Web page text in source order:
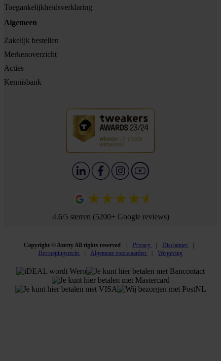
Toegankelijkheidsverklaring
Algemeen
Zakelijk bestellen
Merkenoverzicht
Acties
Kennisbank
4.6/5 sterren (5200+ Google reviews)
Copyright © Azerty All rights reserved Privacy
Disclaimer
Herroepingsrecht
Algemene voorwaarden Wetgeving